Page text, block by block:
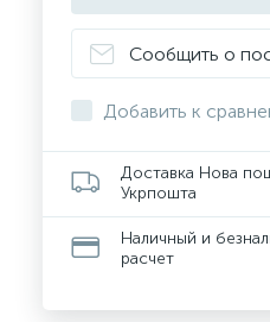
Сообщить о
Добавить к
Доставка Нова
Укрпошта
Наличный и
расчет